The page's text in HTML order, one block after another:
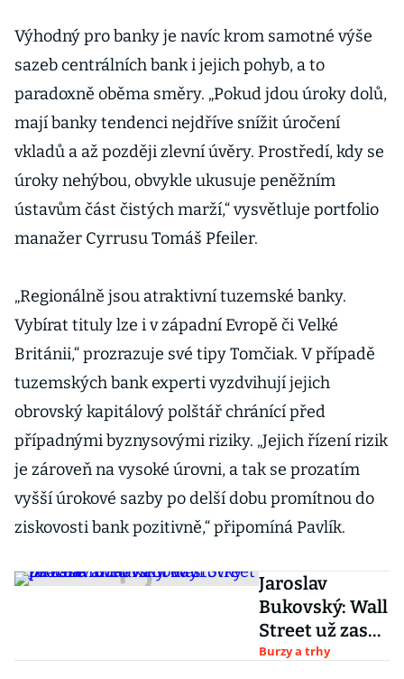
Výhodný pro banky je navíc krom samotné výše
sazeb centrálních bank i jejich pohyb, a to
paradoxně oběma směry. „Pokud jdou úroky dolů,
mají banky tendenci nejdříve snížit úročení
vkladů a až později zlevní úvěry. Prostředí, kdy se
úroky nehýbou, obvykle ukusuje peněžním
ústavům část čistých marží,“ vysvětluje portfolio
manažer Cyrrusu Tomáš Pfeiler.
„Regionálně jsou atraktivní tuzemské banky.
Vybírat tituly lze i v západní Evropě či Velké
Británii,“ prozrazuje své tipy Tomčiak. V případě
tuzemských bank experti vyzdvihují jejich
obrovský kapitálový polštář chránící před
případnými byznysovými riziky. „Jejich řízení rizik
je zároveň na vysoké úrovni, a tak se prozatím
vyšší úrokové sazby po delší dobu promítnou do
ziskovosti bank pozitivně,“ připomíná Pavlík.
Jaroslav
Bukovský: Wall
Street už zase
rozdává obědy
Burzy a trhy